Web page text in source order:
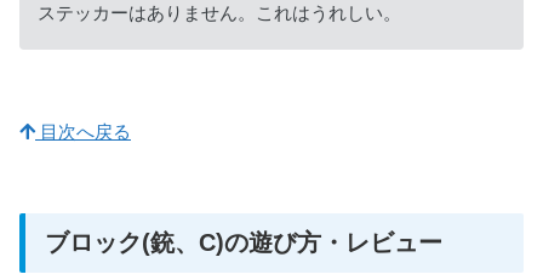
ステッカーはありません。これはうれしい。
目次へ戻る
ブロック(銃、C)の遊び方・レビュー